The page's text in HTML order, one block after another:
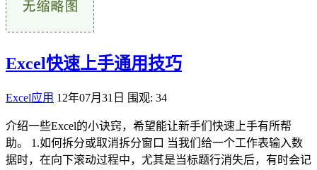
Excel快速上手通用技巧
Excel应用 12年07月31日 围观: 34
介绍一些Excel的小诀窍，希望能让新手们快速上手有所帮
助。 1.如何拆分或取消拆分窗口 当我们给一个工作表输入数
据时，在向下滚动过程中，尤其是当标题行消失后，有时会记